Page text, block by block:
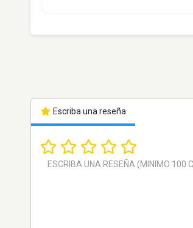
Escriba una reseña